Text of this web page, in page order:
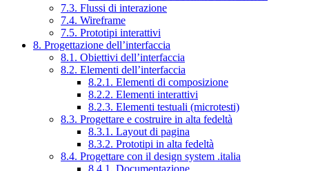
7.3. Flussi di interazione
7.4. Wireframe
7.5. Prototipi interattivi
8. Progettazione dell’interfaccia
8.1. Obiettivi dell’interfaccia
8.2. Elementi dell’interfaccia
8.2.1. Elementi di composizione
8.2.2. Elementi interattivi
8.2.3. Elementi testuali (microtesti)
8.3. Progettare e costruire in alta fedeltà
8.3.1. Layout di pagina
8.3.2. Prototipi in alta fedeltà
8.4. Progettare con il design system .italia
8.4.1. Documentazione